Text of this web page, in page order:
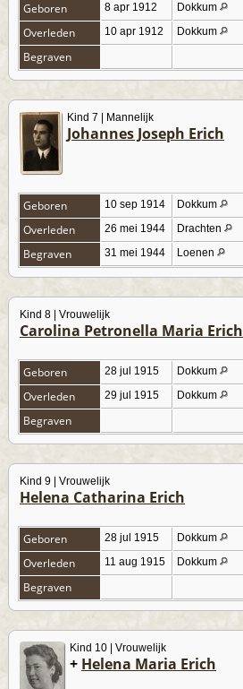
Geboren 8 apr 1912 Dokkum
Overleden 10 apr 1912 Dokkum
Begraven
Kind 7 | Mannelijk
Johannes Joseph Erich
Geboren 10 sep 1914 Dokkum
Overleden 26 mei 1944 Drachten
Begraven 31 mei 1944 Loenen
Kind 8 | Vrouwelijk
Carolina Petronella Maria Erich
Geboren 28 jul 1915 Dokkum
Overleden 29 jul 1915 Dokkum
Begraven
Kind 9 | Vrouwelijk
Helena Catharina Erich
Geboren 28 jul 1915 Dokkum
Overleden 11 aug 1915 Dokkum
Begraven
Kind 10 | Vrouwelijk
+ Helena Maria Erich